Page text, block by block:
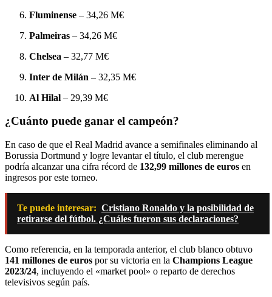
Fluminense – 34,26 M€
Palmeiras – 34,26 M€
Chelsea – 32,77 M€
Inter de Milán – 32,35 M€
Al Hilal – 29,39 M€
¿Cuánto puede ganar el campeón?
En caso de que el Real Madrid avance a semifinales eliminando al
Borussia Dortmund y logre levantar el título, el club merengue
podría alcanzar una cifra récord de 132,99 millones de euros en
ingresos por este torneo.
Te puede interesar: Cristiano Ronaldo y la posibilidad de
retirarse del fútbol. ¿Cuáles fueron sus declaraciones?
Como referencia, en la temporada anterior, el club blanco obtuvo
141 millones de euros por su victoria en la Champions League
2023/24, incluyendo el «market pool» o reparto de derechos
televisivos según país.